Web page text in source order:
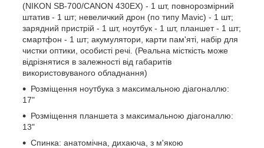
(NIKON SB-700/CANON 430EX) - 1 шт, повнорозмірний
штатив - 1 шт; невеличкий дрон (по типу Mavic) - 1 шт;
зарядний пристрій - 1 шт, ноутбук - 1 шт, планшет - 1 шт;
смартфон - 1 шт; акумулятори, карти пам'яті, набір для
чистки оптики, особисті речі. (Реальна місткість може
відрізнятися в залежності від габаритів
використовуваного обладнання)
Розміщення ноутбука з максимальною діагоналлю:
17"
Розміщення планшета з максимальною діагоналлю:
13"
Спинка: анатомічна, дихаюча, з м'якою